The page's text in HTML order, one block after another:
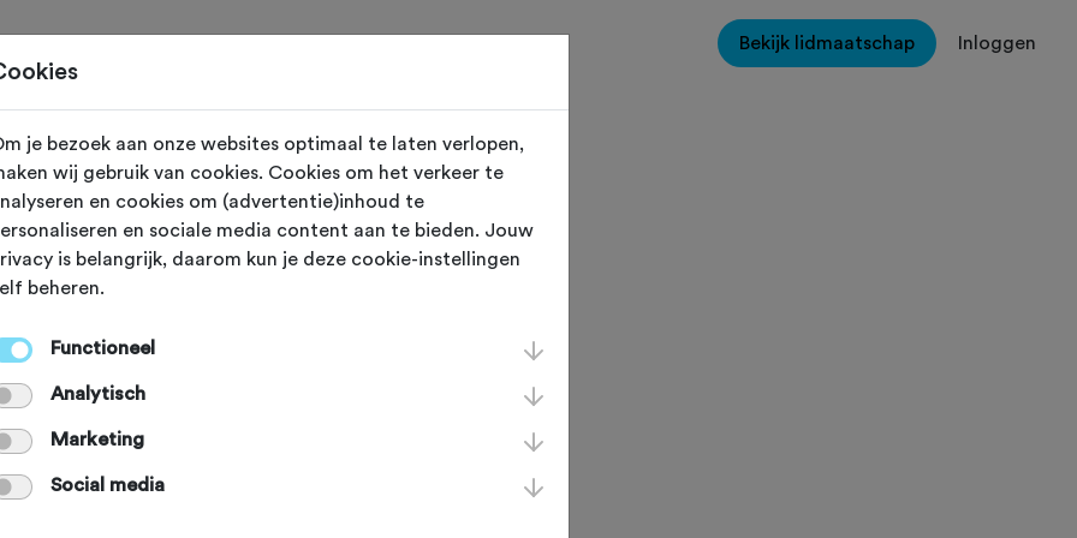
Bekijk lidmaatschap Inloggen
toevoegen voor:
Bölt Gravel - 14-12-2025
andere sportieve fietsers op weg. Bedankt!
toertocht?
van de volgende onderdelen?
je bezoek aan onze websites optimaal te laten verlopen,
wij gebruik van cookies. Cookies om het verkeer te
en cookies om (advertentie)inhoud te
en sociale media content aan te bieden. Jouw
is belangrijk, daarom kun je deze cookie-instellingen
beheren.
Functioneel
Analytisch
Marketing
Social media